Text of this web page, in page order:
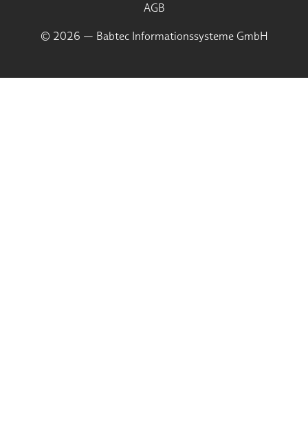
AGB
© 2026 — Babtec Informationssysteme GmbH